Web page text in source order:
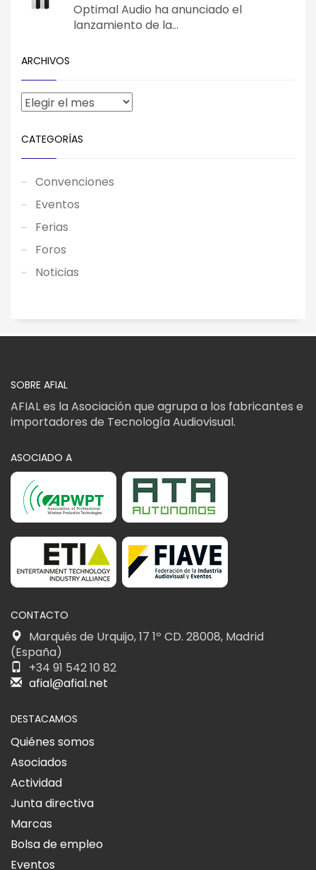
Optimal Audio ha anunciado el
lanzamiento de la...
ARCHIVOS
CATEGORÍAS
Convenciones
Eventos
Ferias
Foros
Noticias
SOBRE AFIAL
AFIAL es la Asociación que agrupa a los fabricantes e
importadores de Tecnología Audiovisual.
ASOCIADO A
CONTACTO
Marqués de Urquijo, 17 1º CD. 28008, Madrid
(España)
+34 91 542 10 82
afial@afial.net
DESTACAMOS
Quiénes somos
Asociados
Actividad
Junta directiva
Marcas
Bolsa de empleo
Eventos